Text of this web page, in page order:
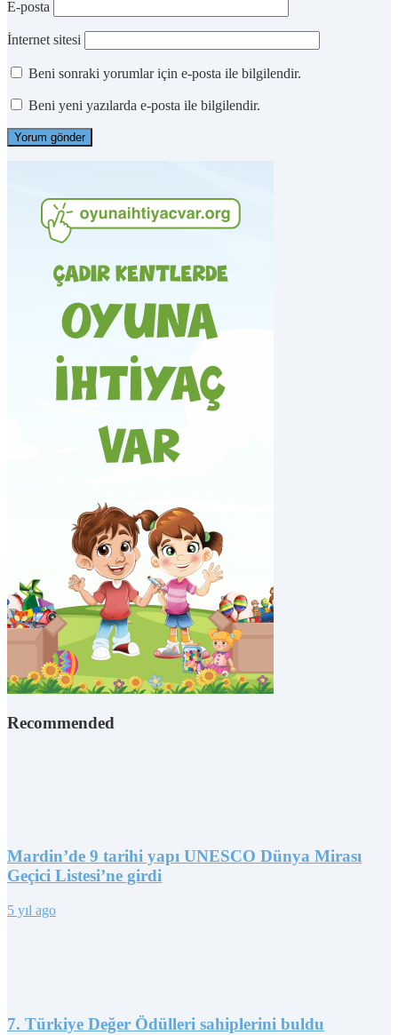
E-posta
İnternet sitesi
Beni sonraki yorumlar için e-posta ile bilgilendir.
Beni yeni yazılarda e-posta ile bilgilendir.
Recommended
Mardin’de 9 tarihi yapı UNESCO Dünya Mirası
Geçici Listesi’ne girdi
5 yıl ago
7. Türkiye Değer Ödülleri sahiplerini buldu